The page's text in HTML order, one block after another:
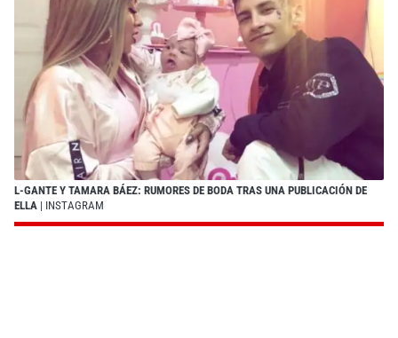
L-GANTE Y TAMARA BÁEZ: RUMORES DE BODA TRAS UNA PUBLICACIÓN DE
ELLA | INSTAGRAM